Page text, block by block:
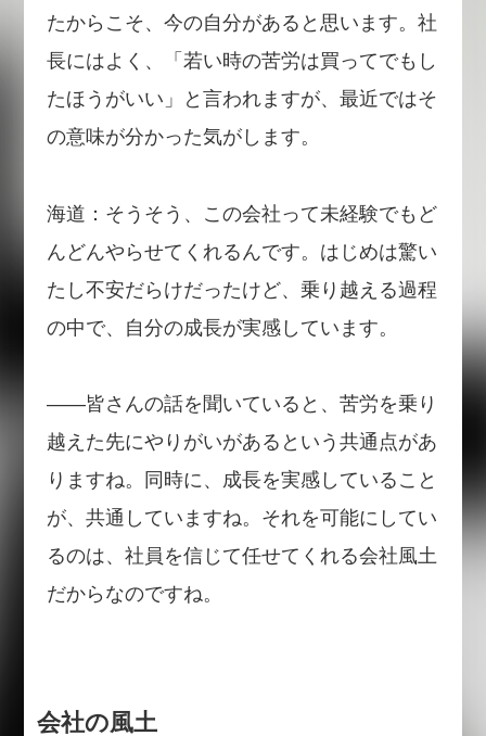
たからこそ、今の自分があると思います。社
長にはよく、「若い時の苦労は買ってでもし
たほうがいい」と言われますが、最近ではそ
の意味が分かった気がします。
海道：そうそう、この会社って未経験でもど
んどんやらせてくれるんです。はじめは驚い
たし不安だらけだったけど、乗り越える過程
の中で、自分の成長が実感しています。
――皆さんの話を聞いていると、苦労を乗り
越えた先にやりがいがあるという共通点があ
りますね。同時に、成長を実感していること
が、共通していますね。それを可能にしてい
るのは、社員を信じて任せてくれる会社風土
だからなのですね。
会社の風土